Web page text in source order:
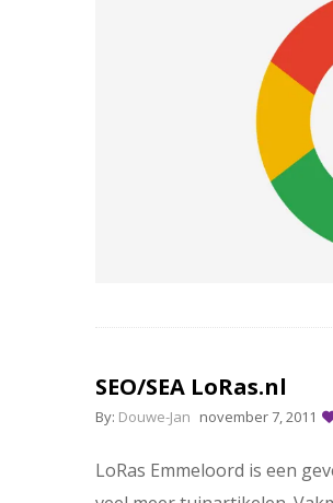
SEO/SEA LoRas.nl
By: Douwe-Jan november 7, 2011
LoRas Emmeloord is een